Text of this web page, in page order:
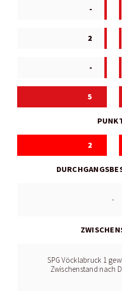
-
2
-
5
2
-
SPG Vöcklabruck 1
Zwischenstand nach